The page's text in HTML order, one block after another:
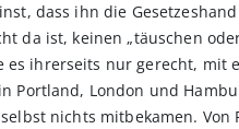
dass ihn die
da ist, keinen „täuschen
ihrerseits nur gerecht, mit
Portland, London und
nichts mitbekamen.